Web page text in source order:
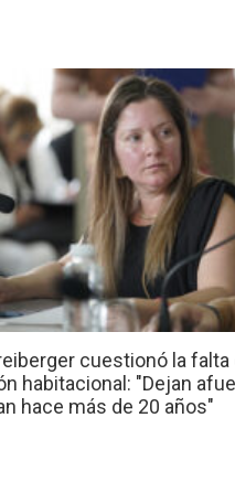
cuestionó la falta
habitacional: "Dejan
hace más de 20 años"